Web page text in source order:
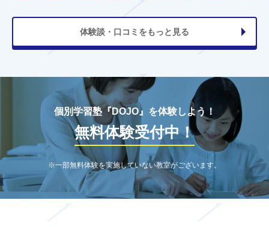
体験談・口コミをもっと見る
個別学習塾『DOJO』を体験しよう！
無料体験受付中！
※一部無料体験を実施していない教室がございます。